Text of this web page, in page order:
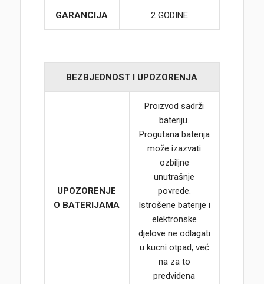
GARANCIJA 2 GODINE
BEZBJEDNOST I UPOZORENJA
UPOZORENJE
O BATERIJAMA
Proizvod sadrži
bateriju.
Progutana baterija
može izazvati
ozbiljne
unutrašnje
povrede.
Istrošene baterije i
elektronske
djelove ne odlagati
u kucni otpad, već
na za to
predvidena